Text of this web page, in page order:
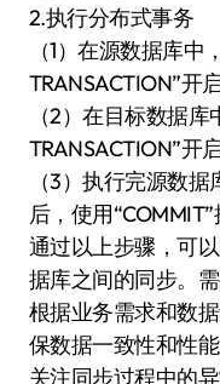
2.执行分布式事务
（1）在源数据库
TRANSACTION”开
（2）在目标数据
TRANSACTION”开
（3）执行完源数
后，使用“COMMIT”
通过以上步骤，可
据库之间的同步。
根据业务需求和数
保数据一致性和性
关注同步过程中的